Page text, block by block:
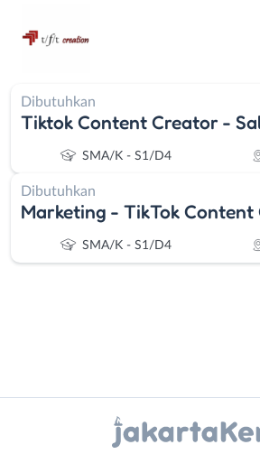
Dibutuhkan
Tiktok Content Creator -
SMA/K - S1/D4
Dibutuhkan
Marketing - TikTok Content
SMA/K - S1/D4
Gizi
Work)
X - Twitter